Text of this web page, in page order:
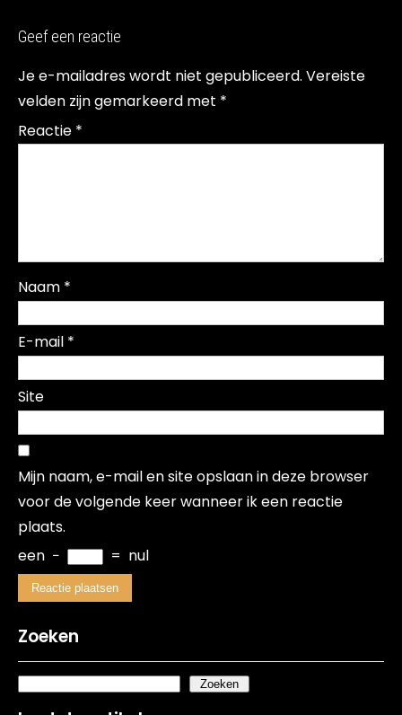
Geef een reactie
Je e-mailadres wordt niet gepubliceerd. Vereiste
velden zijn gemarkeerd met *
Reactie *
Naam *
E-mail *
Site
Mijn naam, e-mail en site opslaan in deze browser
voor de volgende keer wanneer ik een reactie
plaats.
een − = nul
Zoeken
Zoeken